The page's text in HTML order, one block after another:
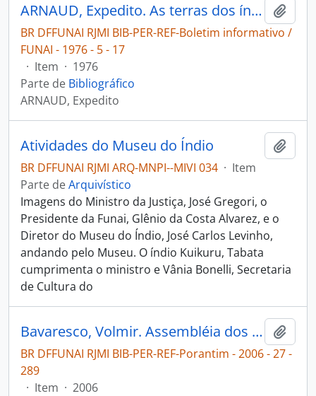
ARNAUD, Expedito. As terras dos índios [Boletim informativo / FUNAI]
BR DFFUNAI RJMI BIB-PER-REF-Boletim informativo /
FUNAI - 1976 - 5 - 17
· Item · 1976
Parte de Bibliográfico
ARNAUD, Expedito
Atividades do Museu do Índio
BR DFFUNAI RJMI ARQ-MNPI--MIVI 034 · Item
Parte deArquivístico
Imagens do Ministro da Justiça, José Gregori, o
Presidente da Funai, Glênio da Costa Alvarez, e o
Diretor do Museu do Índio, José Carlos Levinho,
andando pelo Museu. O índio Kuikuru, Tabata
cumprimenta o ministro e Vânia Bonelli, Secretaria
de Cultura do
Bavaresco, Volmir. Assembléia dos Wayoro cobra ações na saúde e demarcação de terras [Porantim]
BR DFFUNAI RJMI BIB-PER-REF-Porantim - 2006 - 27 -
289
· Item · 2006